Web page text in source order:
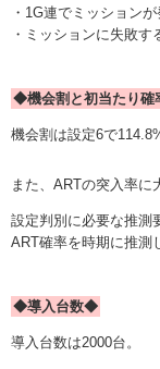
・1G連でミッションが
・ミッションに失敗す
◆機会割と初当たり
機会割は設定6で
また、ARTの突入率に
設定判別に必要な推測
ART確率を時期に推測
◆導入台数◆
導入台数は2000台。